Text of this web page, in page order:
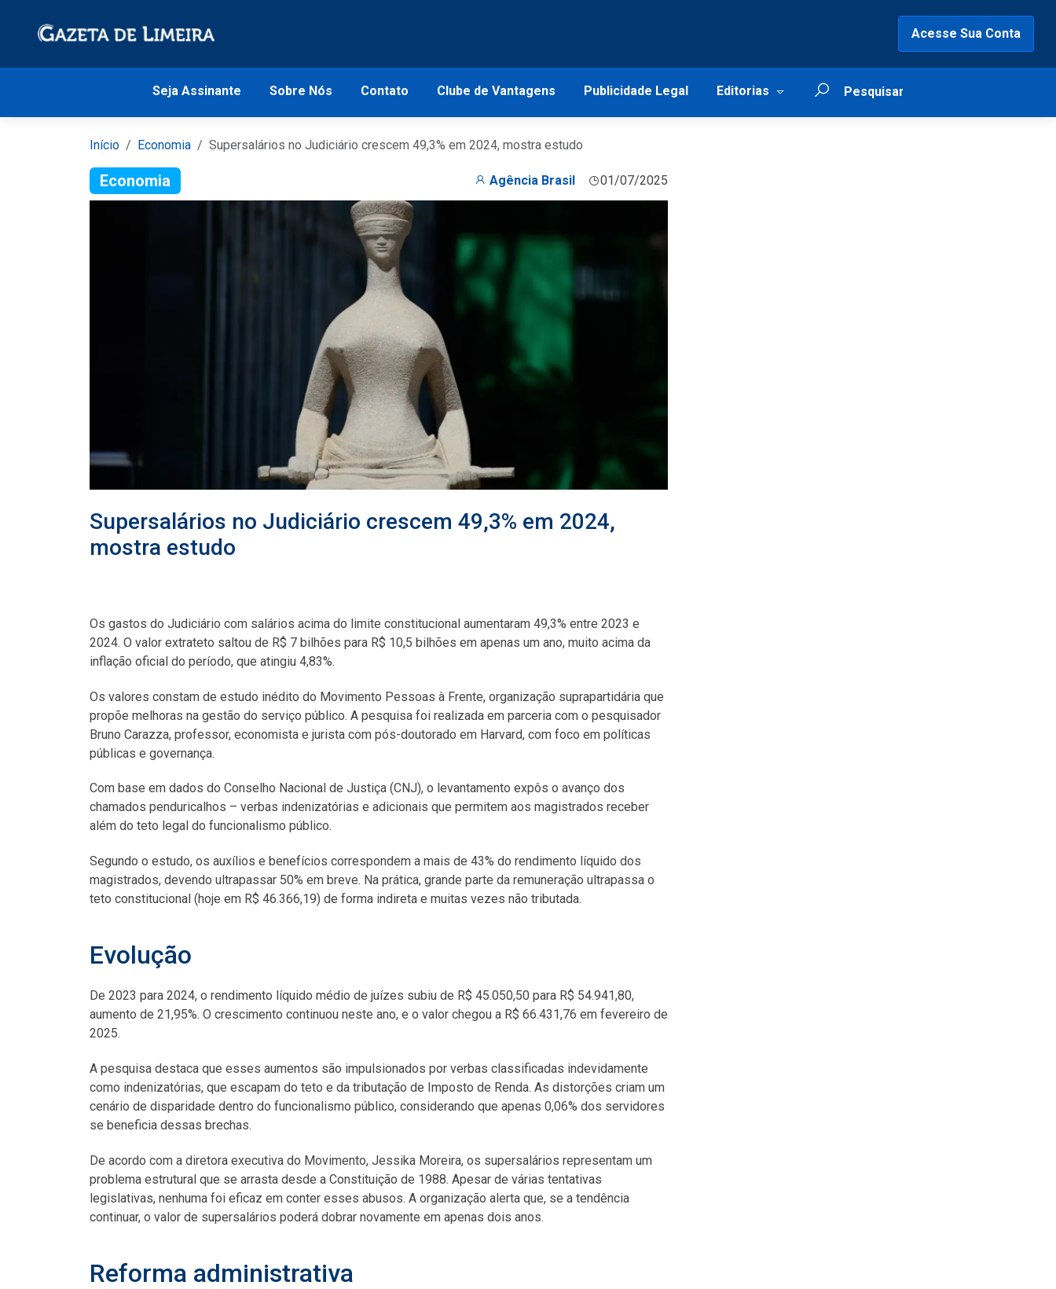
Acesse Sua Conta
Seja Assinante Sobre Nós Contato Clube de Vantagens Publicidade Legal Editorias
Início Economia Supersalários no Judiciário crescem 49,3% em 2024, mostra estudo
Economia Agência Brasil 01/07/2025
Supersalários no Judiciário crescem 49,3% em 2024,
mostra estudo
Os gastos do Judiciário com salários acima do limite constitucional aumentaram 49,3% entre 2023 e
2024. O valor extrateto saltou de R$ 7 bilhões para R$ 10,5 bilhões em apenas um ano, muito acima da
inflação oficial do período, que atingiu 4,83%.
Os valores constam de estudo inédito do Movimento Pessoas à Frente, organização suprapartidária que
propõe melhoras na gestão do serviço público. A pesquisa foi realizada em parceria com o pesquisador
Bruno Carazza, professor, economista e jurista com pós-doutorado em Harvard, com foco em políticas
públicas e governança.
Com base em dados do Conselho Nacional de Justiça (CNJ), o levantamento expôs o avanço dos
chamados penduricalhos – verbas indenizatórias e adicionais que permitem aos magistrados receber
além do teto legal do funcionalismo público.
Segundo o estudo, os auxílios e benefícios correspondem a mais de 43% do rendimento líquido dos
magistrados, devendo ultrapassar 50% em breve. Na prática, grande parte da remuneração ultrapassa o
teto constitucional (hoje em R$ 46.366,19) de forma indireta e muitas vezes não tributada.
Evolução
De 2023 para 2024, o rendimento líquido médio de juízes subiu de R$ 45.050,50 para R$ 54.941,80,
aumento de 21,95%. O crescimento continuou neste ano, e o valor chegou a R$ 66.431,76 em fevereiro de
2025.
A pesquisa destaca que esses aumentos são impulsionados por verbas classificadas indevidamente
como indenizatórias, que escapam do teto e da tributação de Imposto de Renda. As distorções criam um
cenário de disparidade dentro do funcionalismo público, considerando que apenas 0,06% dos servidores
se beneficia dessas brechas.
De acordo com a diretora executiva do Movimento, Jessika Moreira, os supersalários representam um
problema estrutural que se arrasta desde a Constituição de 1988. Apesar de várias tentativas
legislativas, nenhuma foi eficaz em conter esses abusos. A organização alerta que, se a tendência
continuar, o valor de supersalários poderá dobrar novamente em apenas dois anos.
Reforma administrativa